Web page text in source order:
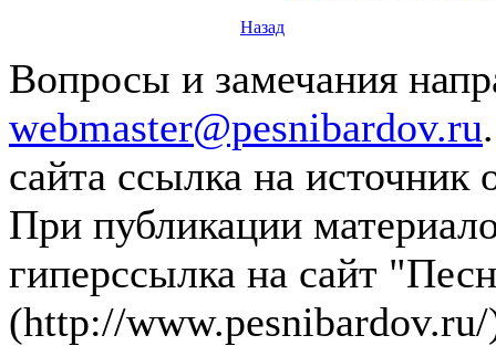
Назад
Вопросы и замечания
webmaster@pesnibardov.ru
сайта ссылка на источник
При публикации
гиперссылка на сайт
(http://